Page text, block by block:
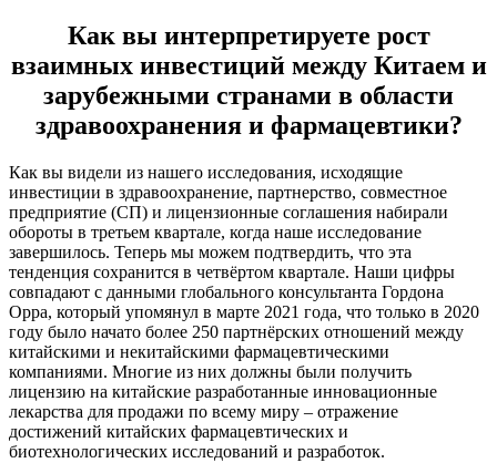
Как вы интерпретируете рост
взаимных инвестиций между Китаем и
зарубежными странами в области
здравоохранения и фармацевтики?
Как вы видели из нашего исследования, исходящие
инвестиции в здравоохранение, партнерство, совместное
предприятие (СП) и лицензионные соглашения набирали
обороты в третьем квартале, когда наше исследование
завершилось. Теперь мы можем подтвердить, что эта
тенденция сохранится в четвёртом квартале. Наши цифры
совпадают с данными глобального консультанта Гордона
Орра, который упомянул в марте 2021 года, что только в 2020
году было начато более 250 партнёрских отношений между
китайскими и некитайскими фармацевтическими
компаниями. Многие из них должны были получить
лицензию на китайские разработанные инновационные
лекарства для продажи по всему миру – отражение
достижений китайских фармацевтических и
биотехнологических исследований и разработок.